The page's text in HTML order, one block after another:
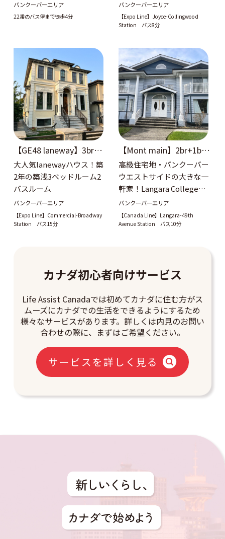
バンクーバーエリア
22番のバス停まで徒歩4分
バンクーバーエリア
【Expo Line】Joyce-Collingwood
Station バス8分
【GE48 laneway】3br+2
bath
大人気lanewayハウス！築
2年の築浅3ベッドルーム2
バスルーム
バンクーバーエリア
【Expo Line】Commercial-Broadway
Station バス15分
【Mont main】2br+1bat
h
高級住宅地・バンクーバー
ウエストサイドの大きな一
軒家！Langara Collegeま
でバスで10分！
バンクーバーエリア
【Canada Line】Langara-49th
Avenue Station バス10分
カナダ初心者向けサービス
Life Assist Canadaでは初めてカナダに住む方がス
ムーズにカナダでの生活をできるようにするため
様々なサービスがあります。詳しくは内見のお問い
合わせの際に、まずはご希望ください。
サービスを詳しく見る